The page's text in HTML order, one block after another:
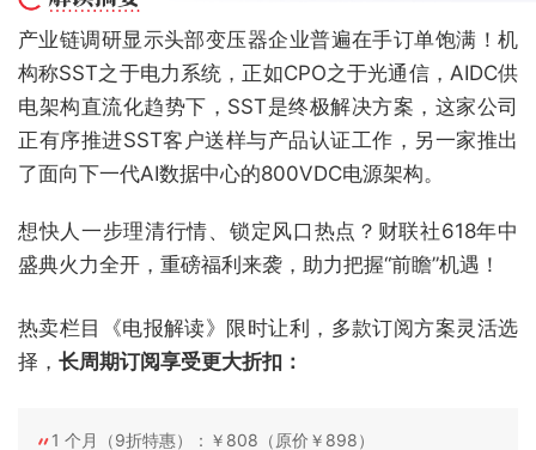
产业链调研显示头部变压器企业普遍在手订单饱满！机
构称SST之于电力系统，正如CPO之于光通信，AIDC供
电架构直流化趋势下，SST是终极解决方案，这家公司
正有序推进SST客户送样与产品认证工作，另一家推出
了面向下一代AI数据中心的800VDC电源架构。
想快人一步理清行情、锁定风口热点？财联社618年中
盛典火力全开，重磅福利来袭，助力把握“前瞻”机遇！
热卖栏目《电报解读》限时让利，多款订阅方案灵活选
择， 长周期订阅享受更大折扣：
1 个月（9折特惠）：￥808（原价￥898）